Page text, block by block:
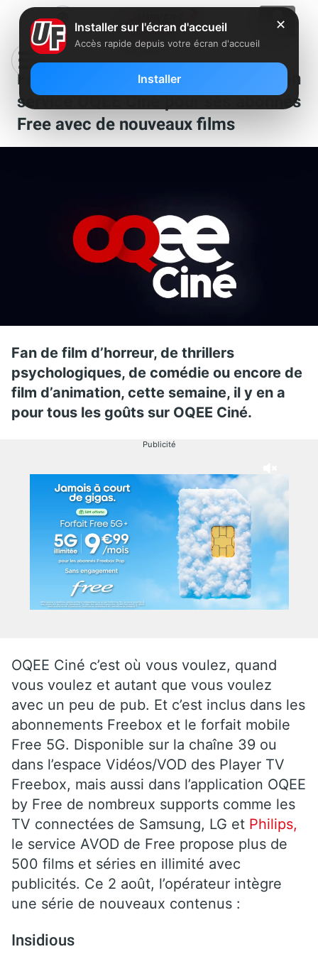
Free enrichit le catalogue de son
service OQEE Ciné pour ses abonnés
Free avec de nouveaux films
Fan de film d’horreur, de thrillers
psychologiques, de comédie ou encore de
film d’animation, cette semaine, il y en a
pour tous les goûts sur OQEE Ciné.
Publicité
OQEE Ciné c’est où vous voulez, quand
vous voulez et autant que vous voulez
avec un peu de pub. Et c’est inclus dans les
abonnements Freebox et le forfait mobile
Free 5G. Disponible sur la chaîne 39 ou
dans l’espace Vidéos/VOD des Player TV
Freebox, mais aussi dans l’application OQEE
by Free de nombreux supports comme les
TV connectées de Samsung, LG et Philips,
le service AVOD de Free propose plus de
500 films et séries en illimité avec
publicités. Ce 2 août, l’opérateur intègre
une série de nouveaux contenus :
Insidious
✕
Installer sur l'écran d'accueil
Accès rapide depuis votre écran d'accueil
Installer